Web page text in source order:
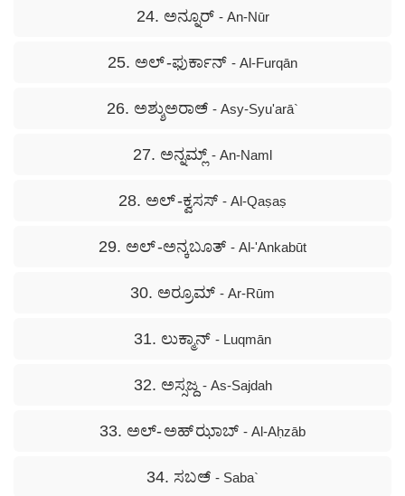
24. ಅನ್ನೂರ್ - An-Nūr
25. ಅಲ್ -ಫುರ್ಕಾನ್ - Al-Furqān
26. ಅಶ್ಶುಅರಾಅ್ - Asy-Syu'arā`
27. ಅನ್ನಮ್ಲ್ - An-Naml
28. ಅಲ್ -ಕ್ವಸಸ್ - Al-Qaṣaṣ
29. ಅಲ್ -ಅನ್ಕಬೂತ್ - Al-'Ankabūt
30. ಅರ್‍ರೂಮ್ - Ar-Rūm
31. ಲುಕ್ಮಾನ್ - Luqmān
32. ಅಸ್ಸಜ್ದ - As-Sajdah
33. ಅಲ್- ಅಹ್ ಝಾಬ್ - Al-Aḥzāb
34. ಸಬಅ್ - Saba`